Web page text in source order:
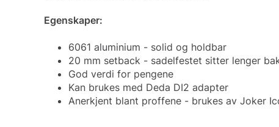
Egenskaper:
6061 aluminium - solid og holdbar
20 mm setback - sadelfestet sitter lenger
God verdi for pengene
Kan brukes med Deda DI2 adapter
Anerkjent blant proffene - brukes av Joker